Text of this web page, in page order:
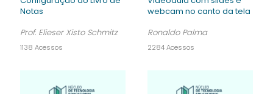
Notas
Prof. Elieser Xisto Schmitz
1138 Acessos
webcam no canto da tela
Ronaldo Palma
2284 Acessos